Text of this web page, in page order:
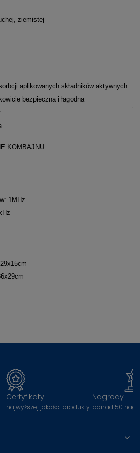
ziemistej
aplikowanych składników aktywnych
bezpieczna i łagodna
KOMBAJNU:
1MHz
Certyfikaty
najwyższej jakości produkty
Nagrody
ponad 50